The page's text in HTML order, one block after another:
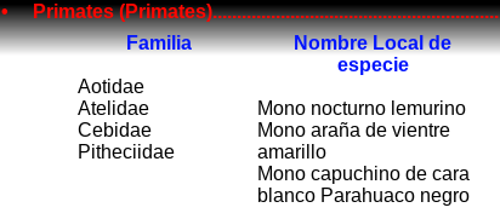
• Primates (Primates)...........................................................
Nombre Local de
especie
Mono nocturno lemurino
Mono araña de vientre
amarillo
Mono capuchino de cara
blanco Parahuaco negro
Familia
Aotidae
Atelidae
Cebidae
Pitheciidae